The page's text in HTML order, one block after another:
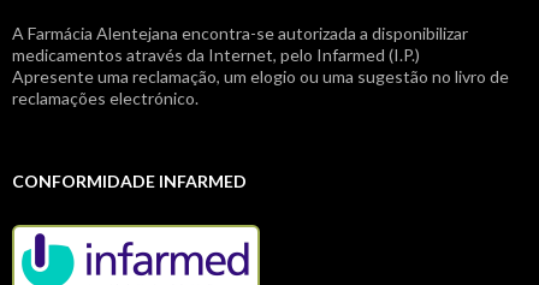
A Farmácia Alentejana encontra-se autorizada a disponibilizar
medicamentos através da Internet, pelo Infarmed (I.P.)
Apresente uma reclamação, um elogio ou uma sugestão no livro de
reclamações electrónico.
CONFORMIDADE INFARMED